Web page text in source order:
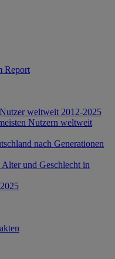
Report
weltweit 2012-2025
Nutzern weltweit
nach Generationen
und Geschlecht in